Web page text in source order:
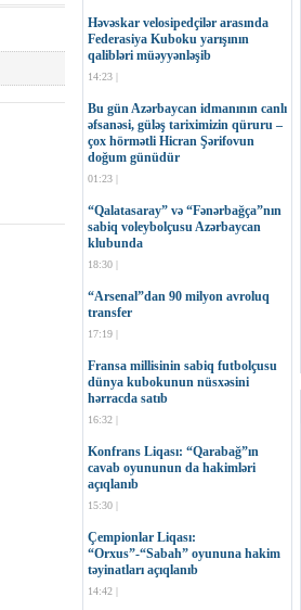
Həvəskar velosipedçilər arasında
Federasiya Kuboku yarışının
qalibləri müəyyənləşib
14:23 |
Bu gün Azərbaycan idmanının canlı
əfsanəsi, güləş tariximizin qüruru –
çox hörmətli Hicran Şərifovun
doğum günüdür
01:23 |
“Qalatasaray” və “Fənərbağça”nın
sabiq voleybolçusu Azərbaycan
klubunda
18:30 |
“Arsenal”dan 90 milyon avroluq
transfer
17:19 |
Fransa millisinin sabiq futbolçusu
dünya kubokunun nüsxəsini
hərracda satıb
16:32 |
Konfrans Liqası: “Qarabağ”ın
cavab oyununun da hakimləri
açıqlanıb
15:30 |
Çempionlar Liqası:
“Orxus”-“Sabah” oyununa hakim
təyinatları açıqlanıb
14:42 |